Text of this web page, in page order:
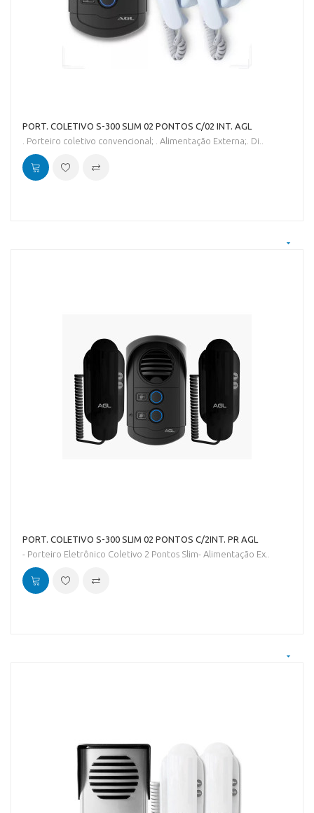
PORT. COLETIVO S-300 SLIM 02 PONTOS C/02 INT. AGL
. Porteiro coletivo convencional; . Alimentação Externa;. Di..
PORT. COLETIVO S-300 SLIM 02 PONTOS C/2INT. PR AGL
- Porteiro Eletrônico Coletivo 2 Pontos Slim- Alimentação Ex..